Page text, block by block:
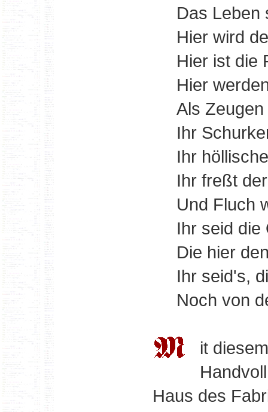
Das Leben
Hier wird
Hier ist die
Hier
Als
Ihr
Ihr
Ihr freßt
Und Fluch
Ihr seid die
Die hier
Ihr seid's,
Noch von
it
Haus des